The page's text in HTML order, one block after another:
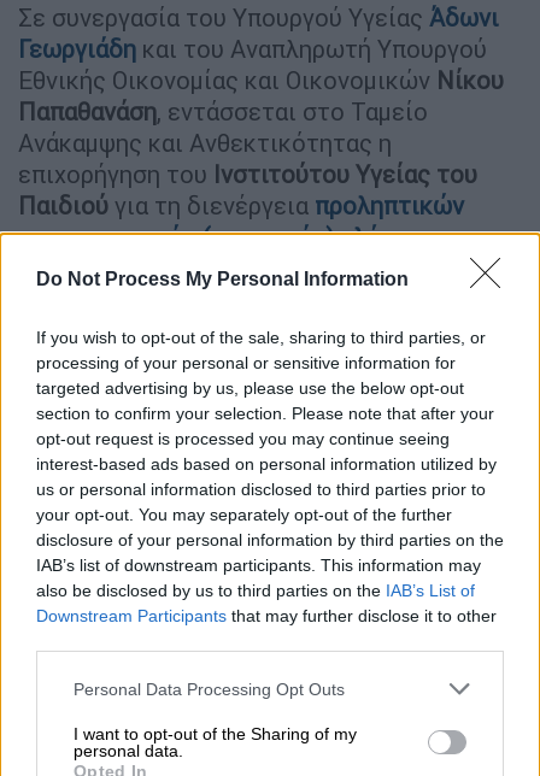
Do Not Process My Personal Information
If you wish to opt-out of the sale, sharing to third parties, or
processing of your personal or sensitive information for
targeted advertising by us, please use the below opt-out
section to confirm your selection. Please note that after your
opt-out request is processed you may continue seeing
interest-based ads based on personal information utilized by
us or personal information disclosed to third parties prior to
your opt-out. You may separately opt-out of the further
disclosure of your personal information by third parties on the
IAB’s list of downstream participants. This information may
also be disclosed by us to third parties on the IAB’s List of
Downstream Participants that may further disclose it to other
Please note that this website/app uses one or more Google
not limited to your visit or usage behaviour. You may click to
grant or deny consent to Google and its third-party tags to
Personal Data Processing Opt Outs
I want to opt-out of the Sharing of my
personal data.
Opted In
Σε συνεργασία του Υπουργού Υγείας Άδωνι
Γεωργιάδη και του Αναπληρωτή Υπουργού
Εθνικής Οικονομίας και Οικονομικών Νίκου
Παπαθανάση, εντάσσεται στο Ταμείο
Ανάκαμψης και Ανθεκτικότητας η
επιχορήγηση του Ινστιτούτου Υγείας του
Παιδιού για τη διενέργεια προληπτικών
περιγεννητικών (νεογνικών) ελέγχωνγια
Νωτιαία Μυϊκή Ατροφία (ΝΜΑ) και Βαριά
Συνδυασμένη Ανοσοανεπάρκεια, συνολικού
προϋπολογισμού 2.022.440 ευρώ.
ΔΙΑΒΑΣΤΕ ΕΠΙΣΗΣ
Υγεία 17.12.2024 20:28
Κονγκό: Σοβαρή μορφή ελονοσίας η
μυστηριώδης ασθένεια που έχει
εντοπιστεί στη χώρα
Υγεία|18.12.2024 06:40
Κατέρρευσε ψηφιακά το Νοσοκομείο
της Νίκαιας: Εξετάσεις, εξιτήρια,